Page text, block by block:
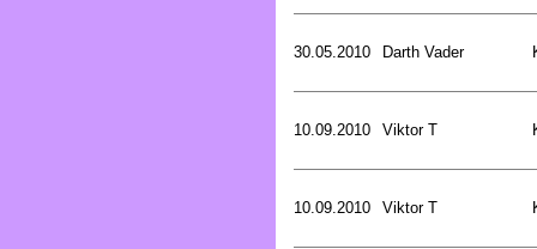
30.05.2010 Darth Vader
10.09.2010 Viktor T
10.09.2010 Viktor T